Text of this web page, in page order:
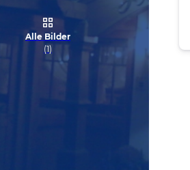
Alle Bilder
(1)